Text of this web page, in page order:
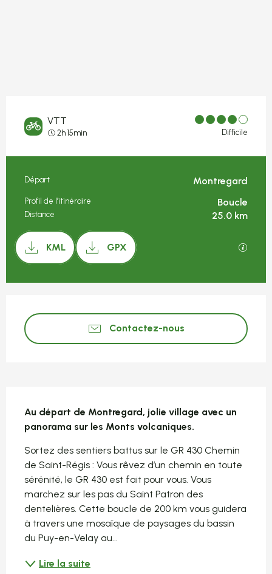
VTT
2h 15min Difficile
Informations pratiques
Départ Montregard
Profil de l’itinéraire Boucle
Distance 25.0 km
Documentation
KML GPX
Contactez-nous
Au départ de Montregard, jolie village avec un
panorama sur les Monts volcaniques.
Sortez des sentiers battus sur le GR 430 Chemin
de Saint-Régis : Vous rêvez d’un chemin en toute
sérénité, le GR 430 est fait pour vous. Vous
marchez sur les pas du Saint Patron des
dentelières. Cette boucle de 200 km vous guidera
à travers une mosaïque de paysages du bassin
du Puy-en-Velay au...
Lire la suite